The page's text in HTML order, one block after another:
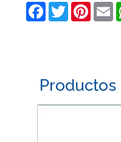
Facebook
Twitter
Productos